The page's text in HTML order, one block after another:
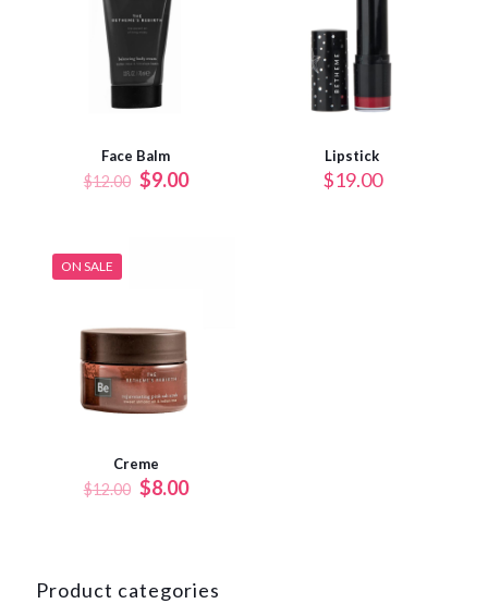
Face Balm
$12.00 $9.00
Lipstick
$19.00
ON SALE
Creme
$12.00 $8.00
Product categories